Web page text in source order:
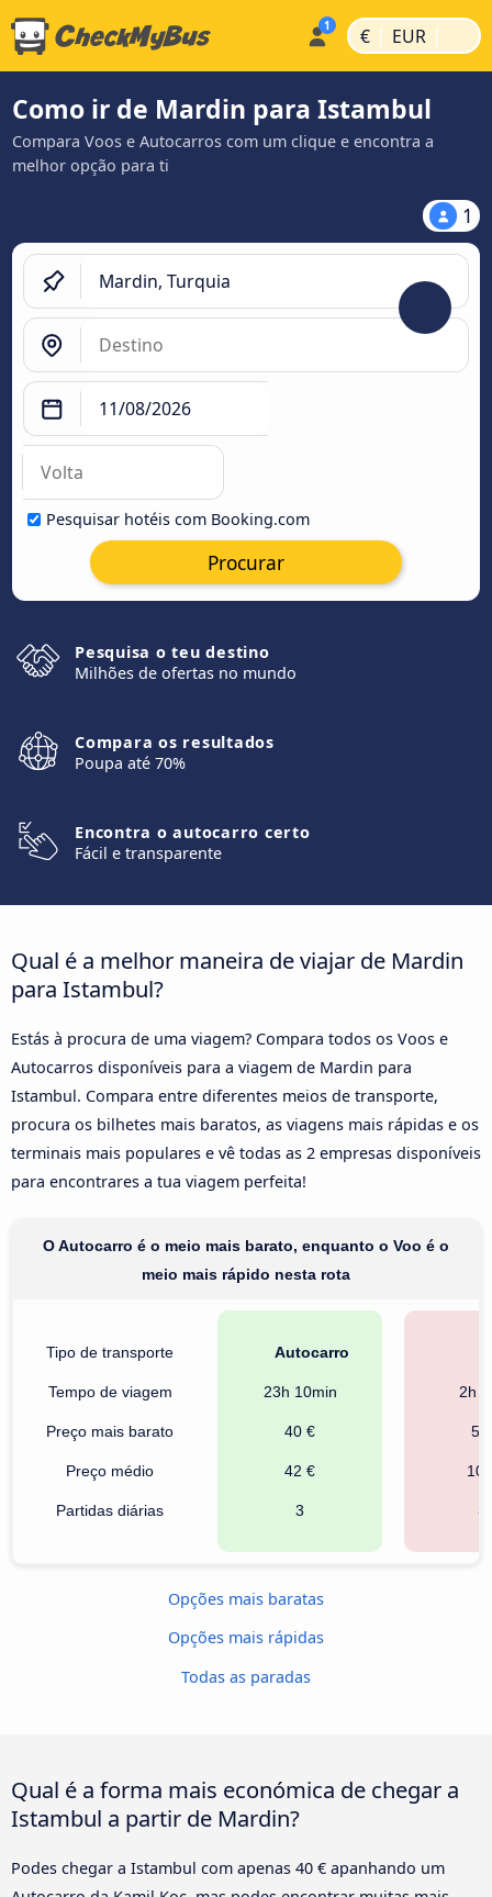
€ | EUR |
Como ir de Mardin para Istambul
Compara Voos e Autocarros com um clique e encontra a
melhor opção para ti
1
Pesquisar hotéis com Booking.com
Procurar
Pesquisa o teu destino
Milhões de ofertas no mundo
Compara os resultados
Poupa até 70%
Encontra o autocarro certo
Fácil e transparente
Qual é a melhor maneira de viajar de Mardin
para Istambul?
Estás à procura de uma viagem? Compara todos os Voos e
Autocarros disponíveis para a viagem de Mardin para
Istambul. Compara entre diferentes meios de transporte,
procura os bilhetes mais baratos, as viagens mais rápidas e os
terminais mais populares e vê todas as 2 empresas disponíveis
para encontrares a tua viagem perfeita!
O Autocarro é o meio mais barato, enquanto o Voo é o
meio mais rápido nesta rota
Tipo de transporte
Tempo de viagem
Preço mais barato
Preço médio
Partidas diárias
Autocarro
23h 10min
40 €
42 €
3
2h
55
Opções mais baratas
Opções mais rápidas
Todas as paradas
Qual é a forma mais económica de chegar a
Istambul a partir de Mardin?
Podes chegar a Istambul com apenas 40 € apanhando um